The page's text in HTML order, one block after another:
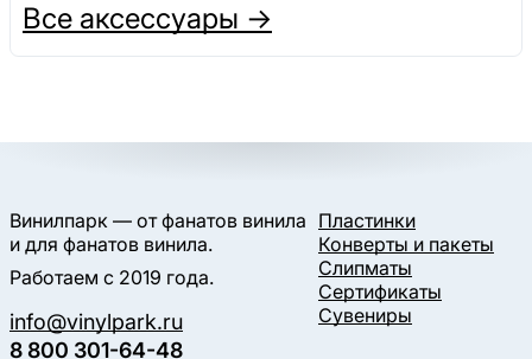
Все аксессуары →
Винилпарк — от фанатов винила
и для фанатов винила.
Работаем с 2019 года.
info@vinylpark.ru
8 800 301-64-48
Пластинки
Конверты и пакеты
Слипматы
Сертификаты
Сувениры